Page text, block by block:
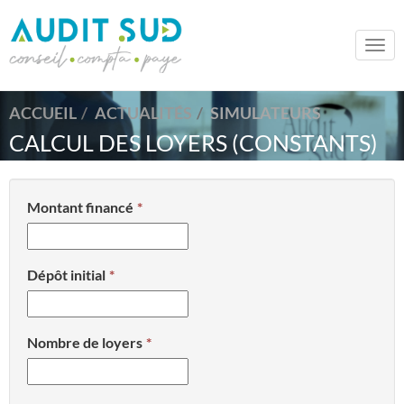
ACCUEIL ACTUALITÉS SIMULATEURS
CALCUL DES LOYERS (CONSTANTS)
Montant financé
Dépôt initial
Nombre de loyers